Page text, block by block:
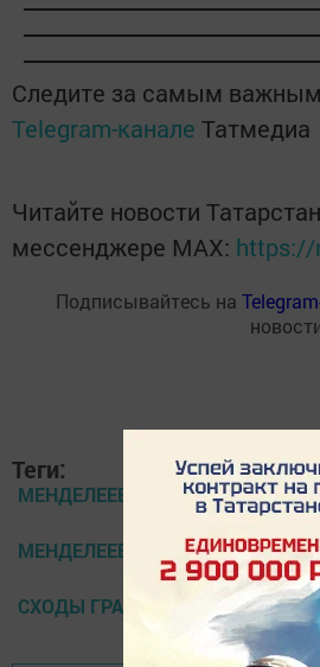
Следите за самым
Telegram-канале Татмедиа
Читайте новости
мессенджере MАХ: https://
Подписывайтесь на
Теги:
МЕНДЕЛЕЕВСКИЕ НОВОСТИ
МЕНДЕЛЕЕВСК
СХОДЫ ГРАЖДАН